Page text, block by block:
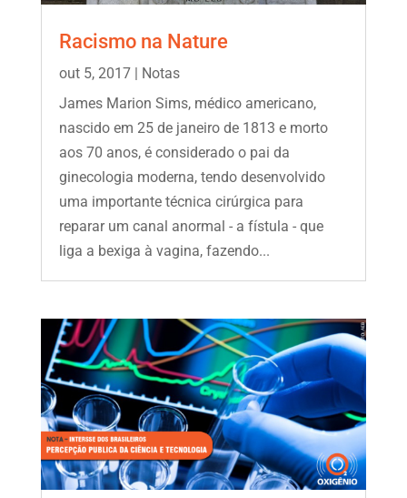
Racismo na Nature
out 5, 2017| Notas
James Marion Sims, médico americano,
nascido em 25 de janeiro de 1813 e morto
aos 70 anos, é considerado o pai da
ginecologia moderna, tendo desenvolvido
uma importante técnica cirúrgica para
reparar um canal anormal - a fístula - que
liga a bexiga à vagina, fazendo...